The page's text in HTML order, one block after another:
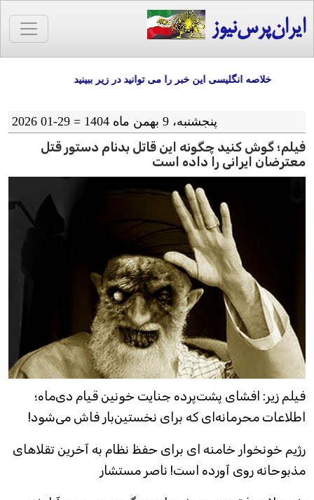
ایران‌پرس‌نیوز
خلاصه انگلیسی این خبر را می توانید در زیر ببینید
پنجشنبه، 9 بهمن ماه 1404 = 29-01 2026
فیلم؛ گوش کنید چگونه این قاتل بدنام دستور قتل
معترضان ایرانی را داده است
فیلم زیر: افشای پشت‌پرده جنایت خونين قیام دی‌ماه؛
اطلاعات محرمانه‌ای که برای نخستین‌بار فاش می‌شود!
رژیم خونخوار خامنه ای برای حفظ نظام به آخرین تقلاهای
مذبوحانه روی آورده است! ناصر مستشار